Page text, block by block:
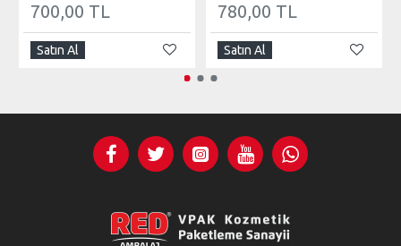
700,00 TL
Satın Al
780,00 TL
Satın Al